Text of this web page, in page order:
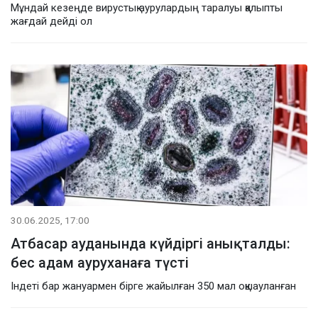
Мұндай кезеңде вирустық аурулардың таралуы қалыпты
жағдай дейді ол
30.06.2025, 17:00
Атбасар ауданында күйдіргі анықталды:
бес адам ауруханаға түсті
Індеті бар жануармен бірге жайылған 350 мал оқшауланған